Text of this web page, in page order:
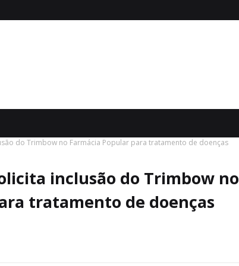
do Trimbow no Farmácia Popular para tratamento de doenças
inclusão do Trimbow no
tratamento de doenças